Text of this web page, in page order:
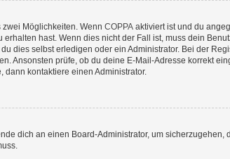
Möglichkeiten. Wenn COPPA aktiviert ist und du
hast. Wenn dies nicht der Fall ist, muss dein
dies selbst erledigen oder ein Administrator. Bei der
Ansonsten prüfe, ob du deine E-Mail-Adresse korrekt
kontaktiere einen Administrator.
dich an einen Board-Administrator, um sicherzugehen,